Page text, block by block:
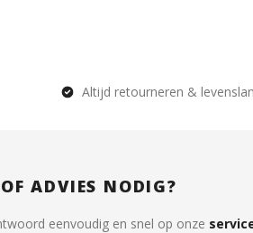
Altijd retourneren &
ADVIES NODIG?
eenvoudig en snel op onze